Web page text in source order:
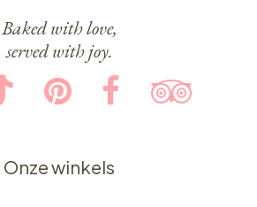
Baked with love,
served with joy.
Onze winkels